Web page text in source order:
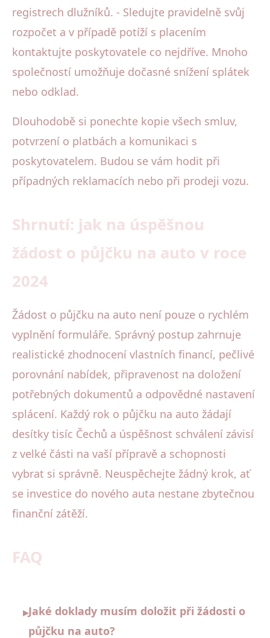
registrech dlužníků. - Sledujte pravidelně svůj
rozpočet a v případě potíží s placením
kontaktujte poskytovatele co nejdříve. Mnoho
společností umožňuje dočasné snížení splátek
nebo odklad.
Dlouhodobě si ponechte kopie všech smluv,
potvrzení o platbách a komunikaci s
poskytovatelem. Budou se vám hodit při
případných reklamacích nebo při prodeji vozu.
Shrnutí: jak na úspěšnou
žádost o půjčku na auto v roce
2024
Žádost o půjčku na auto není pouze o rychlém
vyplnění formuláře. Správný postup zahrnuje
realistické zhodnocení vlastních financí, pečlivé
porovnání nabídek, připravenost na doložení
potřebných dokumentů a odpovědné nastavení
splácení. Každý rok o půjčku na auto žádají
desítky tisíc Čechů a úspěšnost schválení závisí
z velké části na vaší přípravě a schopnosti
vybrat si správně. Neuspěchejte žádný krok, ať
se investice do nového auta nestane zbytečnou
finanční zátěží.
FAQ
▸Jaké doklady musím doložit při žádosti o
půjčku na auto?